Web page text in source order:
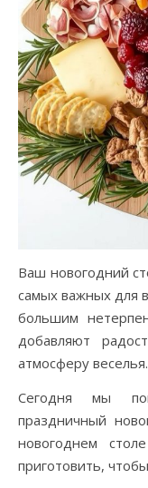
Ваш новогодний
самых важных для
большим
добавляют
атмосферу веселья.
Сегодня мы
праздничный
новогоднем
приготовить,